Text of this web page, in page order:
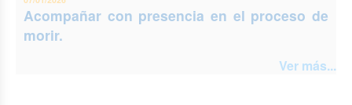
Acompañar con presencia en el proceso de
morir.
Ver más...